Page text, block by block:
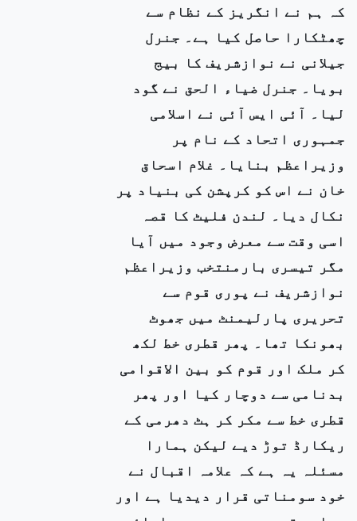
کہ ہم نے انگریز کے نظام سے
چھٹکارا حاصل کیا ہے۔ جنرل
جیلانی نے نوازشریف کا بیج
بویا۔ جنرل ضیاء الحق نے گود
لیا۔ آئی ایس آئی نے اسلامی
جمہوری اتحاد کے نام پر
وزیراعظم بنایا۔ غلام اسحاق
خان نے اس کو کرپشن کی بنیاد پر
نکال دیا۔ لندن فلیٹ کا قصہ
اسی وقت سے معرض وجود میں آیا
مگر تیسری بارمنتخب وزیراعظم
نوازشریف نے پوری قوم سے
تحریری پارلیمنٹ میں جھوٹ
بھونکا تھا۔ پھر قطری خط لکھ
کر ملک اور قوم کو بین الاقوامی
بدنامی سے دوچار کیا اور پھر
قطری خط سے مکر کر ہٹ دھرمی کے
ریکارڈ توڑ دیے لیکن ہمارا
مسئلہ یہ ہے کہ علامہ اقبال نے
خود سومناتی قرار دیدیا ہے اور